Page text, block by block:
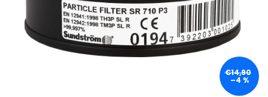
€14,90
–4 %